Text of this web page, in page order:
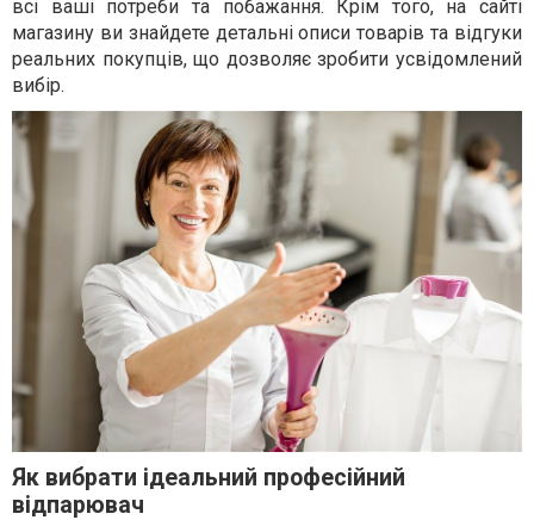
всі ваші потреби та побажання. Крім того, на сайті
магазину ви знайдете детальні описи товарів та відгуки
реальних покупців, що дозволяє зробити усвідомлений
вибір.
Як вибрати ідеальний професійний
відпарювач